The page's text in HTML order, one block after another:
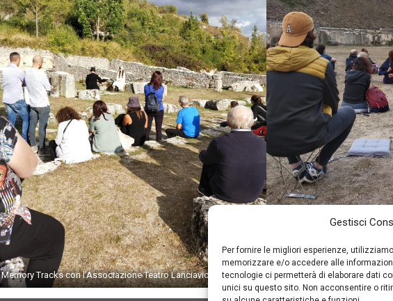
Gestisci
Per fornire le migliori esperienze,
memorizzare e/o accedere alle
tecnologie ci permetterà di elaborare dati
unici su questo sito. Non acconsentire o
Memory Tracks con l’Associazione Teatro Lanciavicchio Concerto di arpa